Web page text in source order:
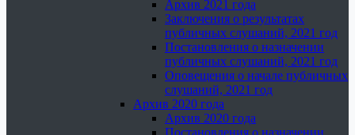
Архив 2021 года
Заключения о результатах
публичных слушаний, 2021 год
Постановления о назначении
публичных слушаний, 2021 год
Оповещения о начале публичных
слушаний, 2021 год
Архив 2020 года
Архив 2020 года
Постановления о назначении